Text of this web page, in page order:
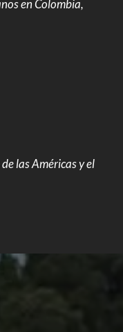
en Colombia,
las Américas y el